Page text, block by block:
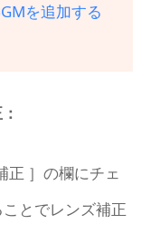
を追加する
正 ］の欄にチェ
とでレンズ補正